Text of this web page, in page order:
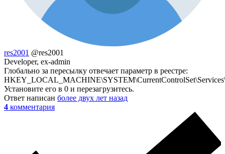
res2001 @res2001
Developer, ex-admin
Глобально за пересылку отвечает параметр в реестре:
Установите его в 0 и перезагрузитесь.
Ответ написан более двух лет назад
4 комментария